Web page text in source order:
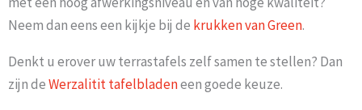
Neem dan eens een kijkje bij de krukken van Green.
Denkt u erover uw terrastafels zelf samen te stellen? Dan
zijn deWerzalitit tafelbladeneen goede keuze.